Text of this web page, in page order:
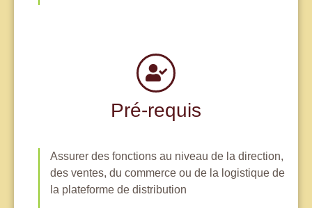
Pré-requis
Assurer des fonctions au niveau de la direction,
des ventes, du commerce ou de la logistique de
la plateforme de distribution